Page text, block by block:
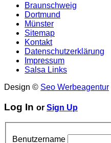
Braunschweig
Dortmund
Münster
Sitemap
Kontakt
Datenschutzerklärung
Impressum
Salsa Links
Design © Seo Werbeagentur
Log In or Sign Up
Benutzername